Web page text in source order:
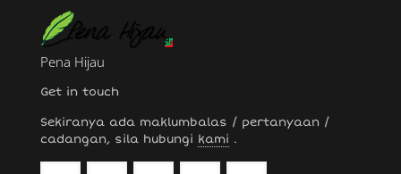
Pena Hijau
Get in touch
Sekiranya ada maklumbalas / pertanyaan /
cadangan, sila hubungi kami .